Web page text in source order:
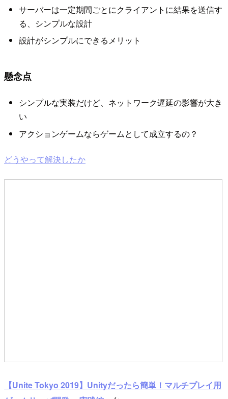
サーバーは一定期間ごとにクライアントに結果を送信す
る、シンプルな設計
設計がシンプルにできるメリット
懸念点
シンプルな実装だけど、ネットワーク遅延の影響が大き
い
アクションゲームならゲームとして成立するの？
どうやって解決したか
【Unite Tokyo 2019】Unityだったら簡単！マルチプレイ用